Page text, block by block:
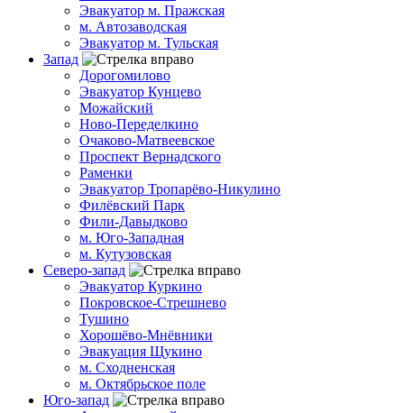
Эвакуатор м. Пражская
м. Автозаводская
Эвакуатор м. Тульская
Запад
Дорогомилово
Эвакуатор Кунцево
Можайский
Ново-Переделкино
Очаково-Матвеевское
Проспект Вернадского
Раменки
Эвакуатор Тропарёво-Никулино
Филёвский Парк
Фили-Давыдково
м. Юго-Западная
м. Кутузовская
Северо-запад
Эвакуатор Куркино
Покровское-Стрешнево
Тушино
Хорошёво-Мнёвники
Эвакуация Щукино
м. Сходненская
м. Октябрьское поле
Юго-запад